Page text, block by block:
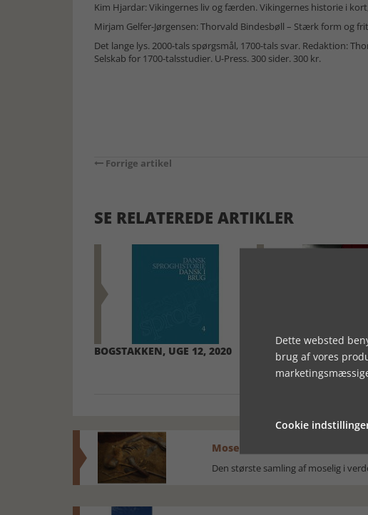
Kim Hjardar: Vikingernes liv og færden. Vikingernes historie i
Mirjam Gelfer-Jørgensen: Thorvald Bindesbøll – Stærk form og
Det lange lys. 2000-tals spørgsmål, 1700-tals svar. Redaktion:
Selskab for 1700-talsstudier. U-Press. 300 sider. 300 kr.
Forrige artikel
SE RELATEREDE ARTIKLER
BOGSTAKKEN, UGE 12, 2020 BOGSTAKKEN, UGE 49,
Mosefolket
Den største samling af moselig i
Dette websted
brug af vores
Cookie